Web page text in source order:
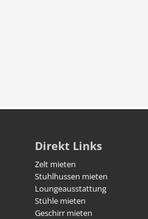
Direkt Links
Zelt mieten
Stuhlhussen mieten
Loungeausstattung
Stühle mieten
Geschirr mieten